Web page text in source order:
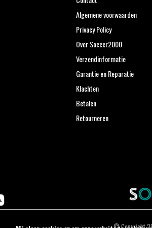
Algemene voorwaarden
Privacy Policy
Over Soccer2000
Verzendinformatie
Garantie en Reparatie
Klachten
Betalen
Retourneren